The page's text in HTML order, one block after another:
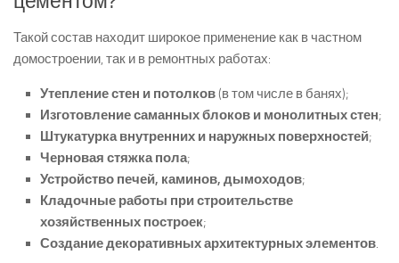
Такой состав находит широкое применение как в частном
домостроении, так и в ремонтных работах:
Утепление стен и потолков(в том числе в банях);
Изготовление саманных блоков и монолитных стен;
Штукатурка внутренних и наружных поверхностей;
Черновая стяжка пола;
Устройство печей, каминов, дымоходов;
Кладочные работы при строительстве
хозяйственных построек;
Создание декоративных архитектурных элементов.